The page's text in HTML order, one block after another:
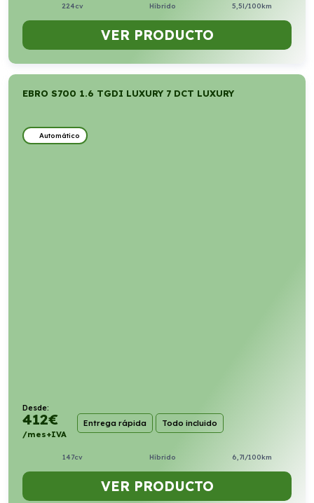
224cv Híbrido 5,5l/100km
VER PRODUCTO
EBRO S700 1.6 TGDI LUXURY 7 DCT LUXURY
Automático
Desde:
412€
/mes+IVA
Entrega rápida Todo incluido
147cv Híbrido 6,7l/100km
VER PRODUCTO